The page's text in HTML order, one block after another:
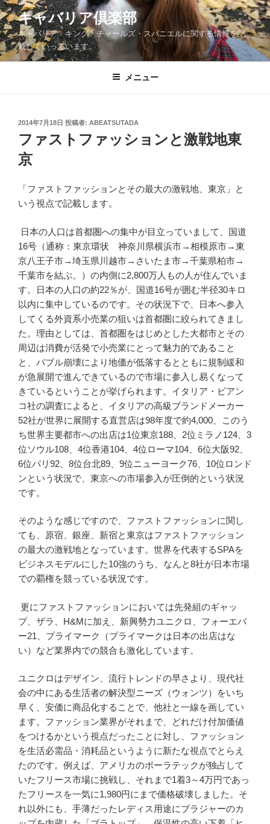
コ
ン
テ
ン
ツ
キャバリア倶楽部
キャバリア・キング・チャールズ・スパニエルに関する情報を記
載していっています。
メニュー
投
稿
日:
2014年7月18日 投稿者: ABEATSUTADA
ファストファッションと激戦地東
京
「ファストファッションとその最大の激戦地、東京」と
いう視点で記載します。
日本の人口は首都圏への集中が目立っていまして、国道
16号（通称：東京環状 神奈川県横浜市→相模原市→東
京八王子市→埼玉県川越市→さいたま市→千葉県柏市→
千葉市を結ぶ。）の内側に2,800万人もの人が住んでいま
す。日本の人口の約22％が、国道16号が囲む半径30キロ
以内に集中しているのです。その状況下で、日本へ参入
してくる外資系小売業の狙いは首都圏に絞られてきまし
た。理由としては、首都圏をはじめとした大都市とその
周辺は消費が活発で小売業にとって魅力的であること
と、バブル崩壊により地価が低落するとともに規制緩和
が急展開で進んできているので市場に参入し易くなって
きているということが挙げられます。イタリア・ビアン
コ社の調査によると、イタリアの高級ブランドメーカー
52社が世界に展開する直営店は98年度で約4,000、このう
ち世界主要都市への出店は1位東京188、2位ミラノ124、3
位ソウル108、4位香港104、4位ローマ104、6位大阪92、
6位パリ92、8位台北89、9位ニューヨーク76、10位ロンド
ンという状況で、東京への市場参入が圧倒的という状況
です。
そのような感じですので、ファストファッションに関し
ても、原宿、銀座、新宿と東京はファストファッション
の最大の激戦地となっています。世界を代表するSPAを
ビジネスモデルにした10強のうち、なんと8社が日本市場
での覇権を競っている状況です。
更にファストファッションにおいては先発組のギャッ
プ、ザラ、H&Mに加え、新興勢力ユニクロ、フォーエバ
ー21、プライマーク（プライマークは日本の出店はな
い）など業界内での競合も激化しています。
ユニクロはデザイン、流行トレンドの早さより、現代社
会の中にある生活者の解決型ニーズ（ウォンツ）をいち
早く、安価に商品化することで、他社と一線を画してい
ます。ファッション業界がそれまで、どれだけ付加価値
をつけるかという視点だったことに対し、ファッション
を生活必需品・消耗品というように新たな視点でとらえ
たのです。例えば、アメリカのポーラテックが独占して
いたフリース市場に挑戦し、それまで1着3～4万円であっ
たフリースを一気に1,980円にまで価格破壊しました。そ
れ以外にも、手薄だったレディス用途にブラジャーのカ